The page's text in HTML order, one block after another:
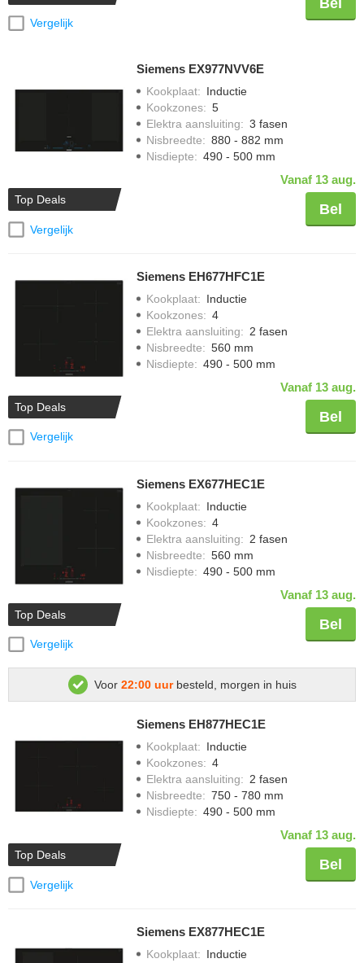
Vergelijk
Top Deals
Vergelijk
Siemens EX977NVV6E
Kookplaat: Inductie
Kookzones: 5
Elektra aansluiting: 3 fasen
Nisbreedte: 880 - 882 mm
Nisdiepte: 490 - 500 mm
Vanaf 13 aug.
Bel
Top Deals
Vergelijk
Siemens EH677HFC1E
Kookplaat: Inductie
Kookzones: 4
Elektra aansluiting: 2 fasen
Nisbreedte: 560 mm
Nisdiepte: 490 - 500 mm
Vanaf 13 aug.
Bel
Top Deals
Vergelijk
Siemens EX677HEC1E
Kookplaat: Inductie
Kookzones: 4
Elektra aansluiting: 2 fasen
Nisbreedte: 560 mm
Nisdiepte: 490 - 500 mm
Vanaf 13 aug.
Bel
Voor 22:00 uurbesteld, morgen in huis
Top Deals
Vergelijk
Siemens EH877HEC1E
Kookplaat: Inductie
Kookzones: 4
Elektra aansluiting: 2 fasen
Nisbreedte: 750 - 780 mm
Nisdiepte: 490 - 500 mm
Vanaf 13 aug.
Bel
Siemens EX877HEC1E
Kookplaat: Inductie